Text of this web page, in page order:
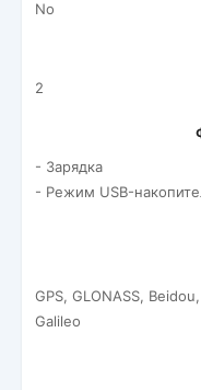
No
2
- Зарядка
- Режим USB-
GPS, GLONASS, Beidou,
Galileo